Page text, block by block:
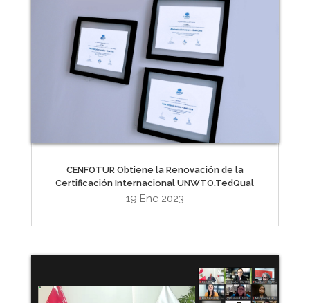
CENFOTUR Obtiene la Renovación de la
Certificación Internacional UNWTO.TedQual
19 Ene 2023